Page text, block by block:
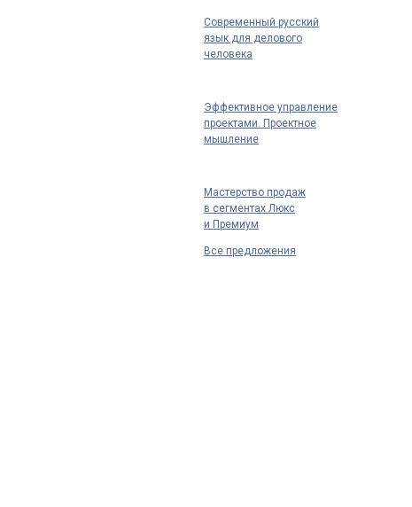
Современный русский
язык для делового
человека
Эффективное управление
проектами. Проектное
мышление
Мастерство продаж
в сегментах Люкс
и Премиум
Все предложения